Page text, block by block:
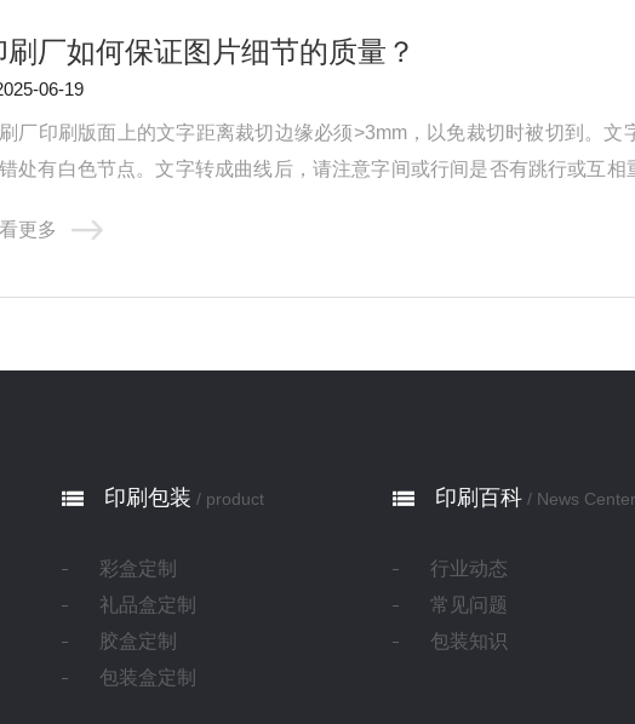
刷厂如何保证图片细节的质量？
06-19
厂印刷版面上的文字距离裁切边缘必须>3mm，以免裁切时被切到。
处有白色节点。文字转成曲线后，请注意字间或行间是否有跳行或互
更多
印刷包装 / product
彩盒定制
礼品盒定制
胶盒定制
包装盒定制
印刷百科/ News Center
行业动态
常见问题
包装知识